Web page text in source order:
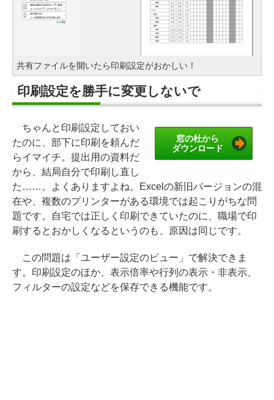
共有ファイルを開いたら印刷設定がおかしい！
印刷設定を勝手に変更しないで
窓の杜から
ダウンロード
ちゃんと印刷設定しておい
たのに、部下に印刷を頼んだ
らイマイチ。提出用の資料だ
から、結局自分で印刷し直し
た……。よくありますよね。Excelの新旧バージョンの混
在や、複数のプリンターがある環境では起こりがちな問
題です。自宅では正しく印刷できていたのに、職場で印
刷するとおかしくなるというのも、原因は同じです。
この問題は「ユーザー設定のビュー」で解決できま
す。印刷設定のほか、表示倍率や行列の表示・非表示、
フィルターの設定などを保存できる機能です。